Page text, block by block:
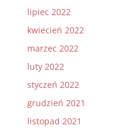
lipiec 2022
kwiecień 2022
marzec 2022
luty 2022
styczeń 2022
grudzień 2021
listopad 2021